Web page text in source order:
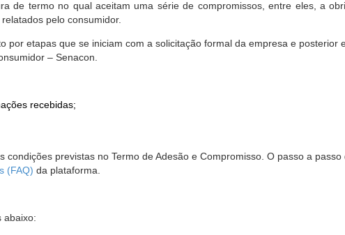
de termo no qual aceitam uma série de compromissos, entre eles, a
pelo consumidor.
por etapas que se iniciam com a solicitação formal da empresa e posterior
– Senacon.
recebidas;
previstas no Termo de Adesão e Compromisso. O passo a
(FAQ) da plataforma.
abaixo: